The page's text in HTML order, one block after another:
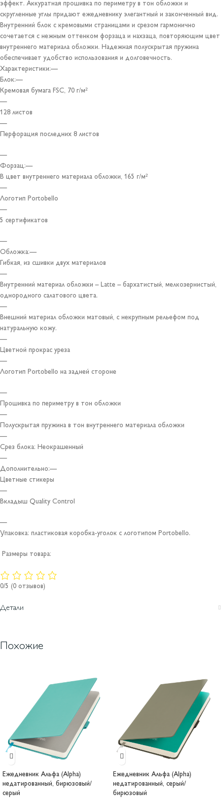
эффект. Аккуратная прошивка по периметру в тон обложки и
скругленные углы придают ежедневнику элегантный и законченный вид.
Внутренний блок с кремовыми страницами и срезом гармонично
сочетается с нежным оттенком форзаца и нахзаца, повторяющим цвет
внутреннего материала обложки. Надежная полускрытая пружина
обеспечивает удобство использования и долговечность.
Характеристики:—
Блок:—
Кремовая бумага FSC, 70 г/м²
—
128 листов
—
Перфорация последних 8 листов
—
Форзац:—
В цвет внутреннего материала обложки, 165 г/м²
—
Логотип Portobello
—
5 сертификатов
—
Обложка:—
Гибкая, из сшивки двух материалов
—
Внутренний материал обложки – Latte – бархатистый, мелкозернистый,
однородного салатового цвета.
—
Внешний материал обложки матовый, с некрупным рельефом под
натуральную кожу.
—
Цветной прокрас уреза
—
Логотип Portobello на задней стороне
—
Прошивка по периметру в тон обложки
—
Полускрытая пружина в тон внутреннего материала обложки
—
Срез блока: Неокрашенный
—
Дополнительно:—
Цветные стикеры
—
Вкладыш Quality Control
—
Упаковка: пластиковая коробка-уголок с логотипом Portobello.
Размеры товара:
0/5 (0 отзывов)
Детали
Похожие
Ежедневник Альфа (Alpha)
недатированный, бирюзовый/
серый
Ежедневник Альфа (Alpha)
недатированный, серый/
бирюзовый